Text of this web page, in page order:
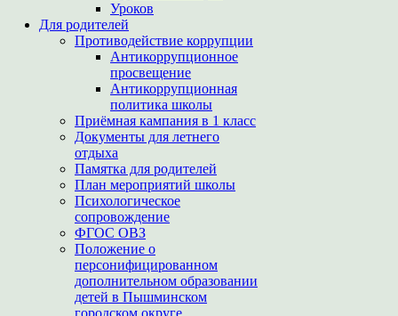
Уроков
Для родителей
Противодействие коррупции
Антикоррупционное
просвещение
Антикоррупционная
политика школы
Приёмная кампания в 1 класс
Документы для летнего
отдыха
Памятка для родителей
План мероприятий школы
Психологическое
сопровождение
ФГОС ОВЗ
Положение о
персонифицированном
дополнительном образовании
детей в Пышминском
городском округе